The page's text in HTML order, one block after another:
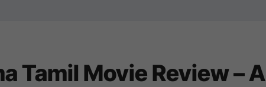
Tamil Movie Review – A